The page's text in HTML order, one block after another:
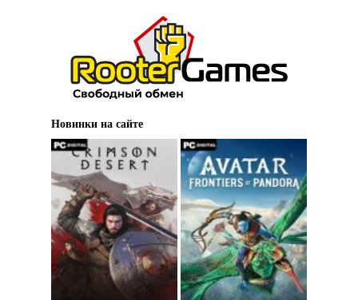
Новинки на сайте